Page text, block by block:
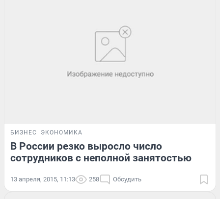
БИЗНЕС ЭКОНОМИКА
В России резко выросло число
сотрудников с неполной занятостью
13 апреля, 2015, 11:13 258 Обсудить